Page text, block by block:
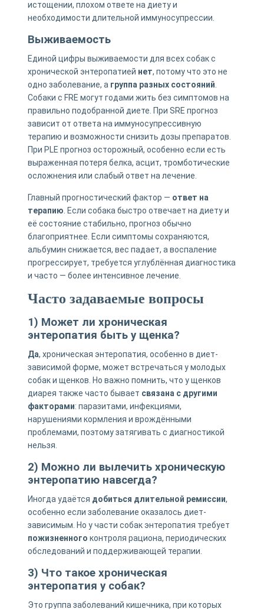
истощении, плохом ответе на диету и
необходимости длительной иммуносупрессии.
Выживаемость
Единой цифры выживаемости для всех собак с
хронической энтеропатией нет, потому что это не
одно заболевание, а группа разных состояний
Собаки с FRE могут годами жить без симптомов на
правильно подобранной диете. При SRE прогноз
зависит от ответа на иммуносупрессивную
терапию и возможности снизить дозы препаратов.
При PLE прогноз осторожный, особенно если есть
выраженная потеря белка, асцит, тромботические
осложнения или слабый ответ на лечение.
Главный прогностический фактор — ответ на
терапию . Если собака быстро отвечает на диету и
её состояние стабильно, прогноз обычно
благоприятнее. Если симптомы сохраняются,
альбумин снижается, вес падает, а воспаление
прогрессирует, требуется углублённая диагностика
и часто — более интенсивное лечение.
Часто задаваемые вопросы
1) Может ли хроническая
энтеропатия быть у щенка?
Да, хроническая энтеропатия, особенно в диет-
зависимой форме, может встречаться у молодых
собак и щенков. Но важно помнить, что у щенков
диарея также часто бывает связана с другими
факторами: паразитами, инфекциями,
нарушениями кормления и врождёнными
проблемами, поэтому затягивать с диагностикой
нельзя.
2) Можно ли вылечить хроническую
энтеропатию навсегда?
Иногда удаётся добиться длительной ремиссии,
особенно если заболевание оказалось диет-
зависимым. Но у части собак энтеропатия требует
пожизненного контроля рациона, периодических
обследований и поддерживающей терапии.
3) Что такое хроническая
энтеропатия у собак?
Это группа заболеваний кишечника, при которых